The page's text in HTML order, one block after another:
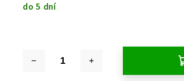
do 5 dní